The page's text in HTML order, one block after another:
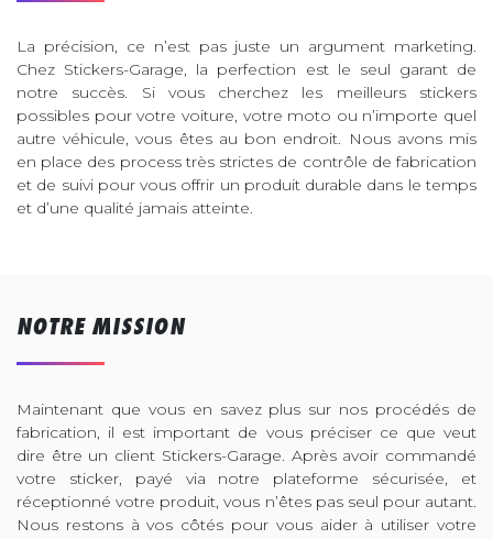
La précision, ce n’est pas juste un argument marketing.
Chez Stickers-Garage, la perfection est le seul garant de
notre succès. Si vous cherchez les meilleurs stickers
possibles pour votre voiture, votre moto ou n’importe quel
autre véhicule, vous êtes au bon endroit. Nous avons mis
en place des process très strictes de contrôle de fabrication
et de suivi pour vous offrir un produit durable dans le temps
et d’une qualité jamais atteinte.
NOTRE MISSION
Maintenant que vous en savez plus sur nos procédés de
fabrication, il est important de vous préciser ce que veut
dire être un client Stickers-Garage. Après avoir commandé
votre sticker, payé via notre plateforme sécurisée, et
réceptionné votre produit, vous n’êtes pas seul pour autant.
Nous restons à vos côtés pour vous aider à utiliser votre